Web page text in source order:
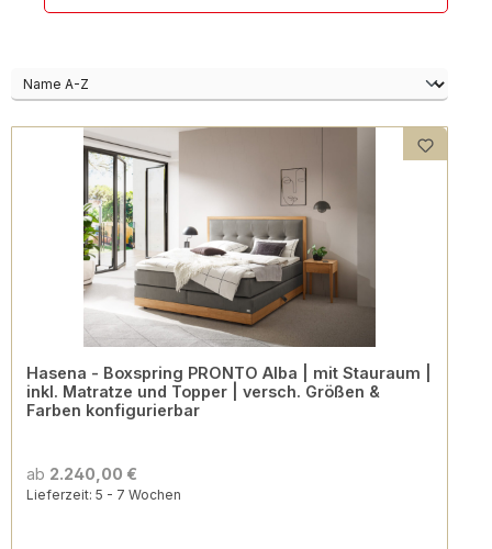
Hasena - Boxspring PRONTO Alba | mit Stauraum |
inkl. Matratze und Topper | versch. Größen &
Farben konfigurierbar
ab 2.240,00 €
Lieferzeit: 5 - 7 Wochen